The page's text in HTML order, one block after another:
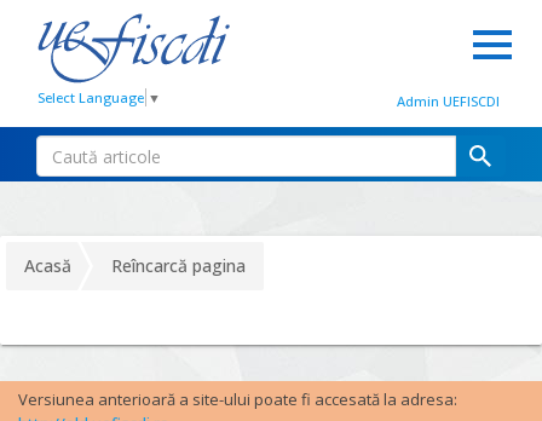
Select Language ▼ Admin UEFISCDI
Acasă Reîncarcă pagina
Versiunea anterioară a site-ului poate fi accesată la adresa: